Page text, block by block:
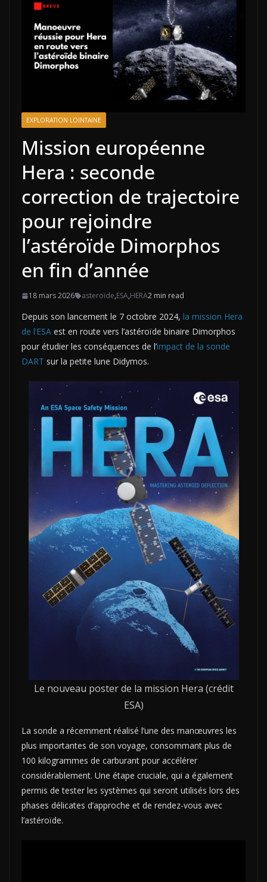
EXPLORATION LOINTAINE
Mission européenne
Hera : seconde
correction de trajectoire
pour rejoindre
l’astéroïde Dimorphos
en fin d’année
18 mars 2026 asteroïde,ESA,HERA2 min read
Depuis son lancement le 7 octobre 2024, la mission Hera
de l’ESA est en route vers l’astéroïde binaire Dimorphos
pour étudier les conséquences de l’impact de la sonde
DART sur la petite lune Didymos.
Le nouveau poster de la mission Hera (crédit
ESA)
La sonde a récemment réalisé l’une des manœuvres les
plus importantes de son voyage, consommant plus de
100 kilogrammes de carburant pour accélérer
considérablement. Une étape cruciale, qui a également
permis de tester les systèmes qui seront utilisés lors des
phases délicates d’approche et de rendez-vous avec
l’astéroïde.